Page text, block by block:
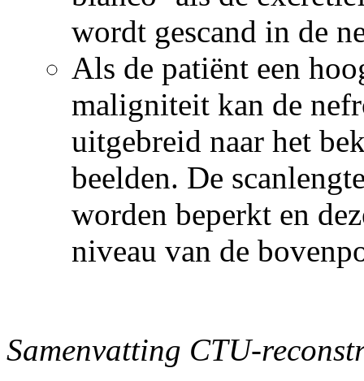
wordt gescand in de
Als de patiënt een
maligniteit kan de
uitgebreid naar het
beelden. De
worden beperkt en
niveau van de
Samenvatting CTU-